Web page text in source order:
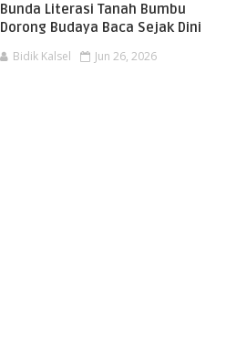
Bunda Literasi Tanah Bumbu
Dorong Budaya Baca Sejak Dini
Bidik Kalsel Jun 26, 2026